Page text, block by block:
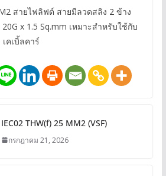
สายไฟลิฟต์ สายมีลวดสลิง 2 ข้าง
x 1.5 Sq.mm เหมาะสำหรับใช้กับ
คเบิ้ลคาร์
IEC02 THW(f) 25 MM2 (VSF)
กรกฎาคม 21, 2026